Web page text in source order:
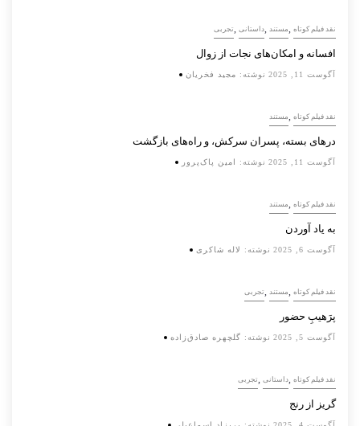
تجربی, داستانی, مستند, نقد فیلم کوتاه
افسانه‌ و امکان‌های نجات از زوال
نوشته: مجید فخریان آگوست 11, 2025
مستند, نقد فیلم کوتاه
درهای بسته، پسران سرکش، و راه‌های بازگشت
نوشته: امین پاک‌پرور آگوست 11, 2025
مستند, نقد فیلم کوتاه
به یاد آوردن
نوشته: لاله شاکری آگوست 6, 2025
تجربی, مستند, نقد فیلم کوتاه
پرَهیب‌ِ حضور
نوشته: گلچهره صادق‌زاده آگوست 5, 2025
تجربی, داستانی, نقد فیلم کوتاه
گریز از رنج